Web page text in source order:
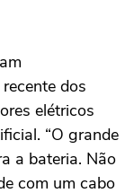
dos
elétricos
“O grande
a bateria. Não
com um cabo